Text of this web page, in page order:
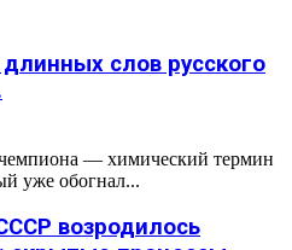
слов русского
— химический термин
уже обогнал...
возродилось